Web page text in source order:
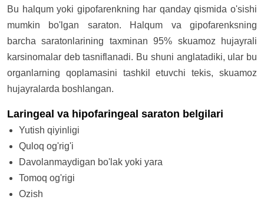
Bu halqum yoki gipofarenkning har qanday qismida o'sishi
mumkin bo'lgan saraton. Halqum va gipofarenksning
barcha saratonlarining taxminan 95% skuamoz hujayrali
karsinomalar deb tasniflanadi. Bu shuni anglatadiki, ular bu
organlarning qoplamasini tashkil etuvchi tekis, skuamoz
hujayralarda boshlangan.
Laringeal va hipofaringeal saraton belgilari
Yutish qiyinligi
Quloq og'rig'i
Davolanmaydigan bo'lak yoki yara
Tomoq og'rigi
Ozish